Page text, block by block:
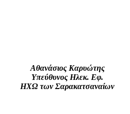
Αθανάσιος Καρυώτης
Υπεύθυνος Ηλεκ. Εφ.
ΗΧΩ των Σαρακατσαναίων